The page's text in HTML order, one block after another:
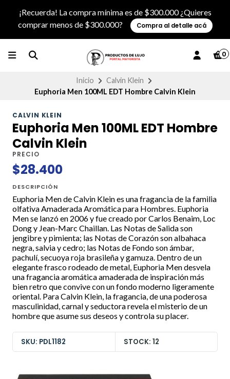
¡Recuerda! La compra mínima es de $300.000 ¿Quieres
comprar menos de $300.000?
Compra al detalle acá
0
Inicio
Calvin Klein
Euphoria Men 100ML EDT Hombre Calvin Klein
CALVIN KLEIN
Euphoria Men 100ML EDT Hombre
Calvin Klein
PRECIO
$28.400
DESCRIPCIÓN
Euphoria Men de Calvin Klein es una fragancia de la familia
olfativa Amaderada Aromática para Hombres. Euphoria
Men se lanzó en 2006 y fue creado por Carlos Benaim, Loc
Dong y Jean-Marc Chaillan. Las Notas de Salida son
jengibre y pimienta; las Notas de Corazón son albahaca
negra, salvia y cedro; las Notas de Fondo son ámbar,
pachulí, secuoya roja brasileña y gamuza. Dentro de un
elegante frasco rodeado de metal, Euphoria Men desvela
una fragancia aromática amaderada de inspiración más
bien retro que convive con un fondo moderno ligeramente
oriental. Para Calvin Klein, la fragancia, de una poderosa
masculinidad, carnal y seductora revela el misterio de un
hombre que asume sus deseos y controla su placer.
SKU: PDL1182 STOCK: 12